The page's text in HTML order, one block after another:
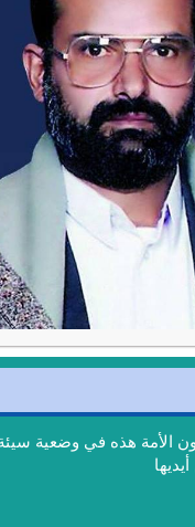
الأمة هذه في وضعية